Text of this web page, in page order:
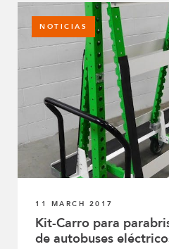
NOTICIAS
11 MARCH 2017
Kit-Carro para
de autobuses